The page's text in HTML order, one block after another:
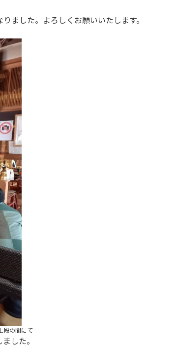
ました。よろしくお願いいたします。
の間にて
した。